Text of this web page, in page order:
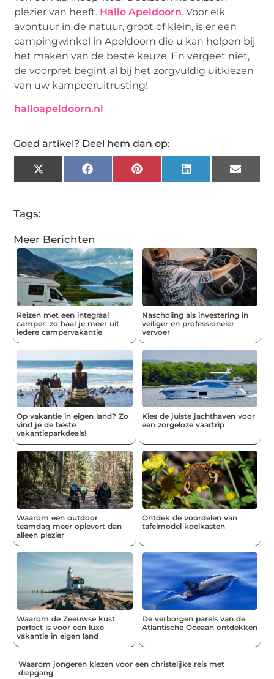
plezier van heeft. Hallo Apeldoorn. Voor elk
avontuur in de natuur, groot of klein, is er een
campingwinkel in Apeldoorn die u kan helpen bij
het maken van de beste keuze. En vergeet niet,
de voorpret begint al bij het zorgvuldig uitkiezen
van uw kampeeruitrusting!
halloapeldoorn.nl
Goed artikel? Deel hem dan op:
X
(Twitter)
FacebookPinterestLinkedInEmail
Tags:
Meer Berichten
Reizen met een integraal
camper: zo haal je meer uit
iedere campervakantie
Nascholing als investering in
veiliger en professioneler
vervoer
Op vakantie in eigen land? Zo
vind je de beste
vakantieparkdeals!
Kies de juiste jachthaven voor
een zorgeloze vaartrip
Waarom een outdoor
teamdag meer oplevert dan
alleen plezier
Ontdek de voordelen van
tafelmodel koelkasten
Waarom de Zeeuwse kust
perfect is voor een luxe
vakantie in eigen land
De verborgen parels van de
Atlantische Oceaan ontdekken
Waarom jongeren kiezen voor een christelijke reis met
diepgang